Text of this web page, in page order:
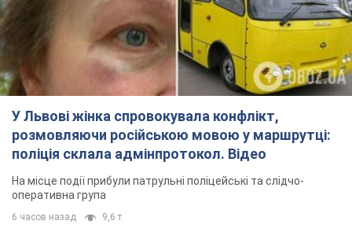
На місце події прибули патрульні поліцейські та слідчо-
оперативна група
9,6 т.
"Воюють, бо дурні": у Чернівцях
водій автобуса зневажив
українських військових і поплатився.
Відео
та образ військових